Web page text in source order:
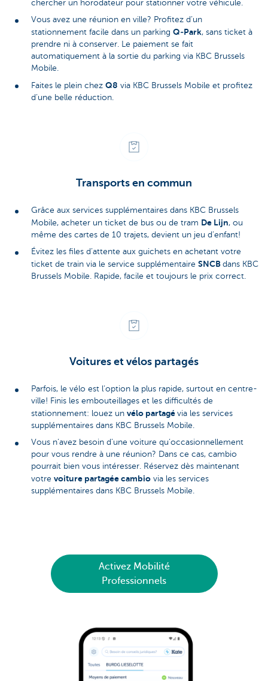
chercher un horodateur pour stationner votre véhicule.
Vous avez une réunion en ville? Profitez d’un
stationnement facile dans un parking Q‑Park, sans ticket à
prendre ni à conserver. Le paiement se fait
automatiquement à la sortie du parking via KBC Brussels
Mobile.
Faites le plein chez Q8 via KBC Brussels Mobile et profitez
d’une belle réduction.
Transports en commun
Grâce aux services supplémentaires dans KBC Brussels
Mobile, acheter un ticket de bus ou de tram De Lijn, ou
même des cartes de 10 trajets, devient un jeu d’enfant!
Évitez les files d’attente aux guichets en achetant votre
ticket de train via le service supplémentaire SNCB dans KBC
Brussels Mobile. Rapide, facile et toujours le prix correct.
Voitures et vélos partagés
Parfois, le vélo est l’option la plus rapide, surtout en centre-
ville! Finis les embouteillages et les difficultés de
stationnement: louez un vélo partagé via les services
supplémentaires dans KBC Brussels Mobile.
Vous n’avez besoin d’une voiture qu’occasionnellement
pour vous rendre à une réunion? Dans ce cas, cambio
pourrait bien vous intéresser. Réservez dès maintenant
votre voiture partagée cambio via les services
supplémentaires dans KBC Brussels Mobile.
Activez Mobilité
Professionnels